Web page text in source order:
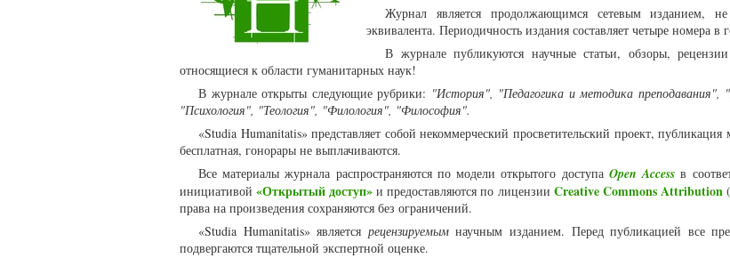
Журнал является продолжающимся сетевым изданием,
эквивалента. Периодичность издания составляет четыре номера в
В журнале публикуются научные статьи, обзоры,
относящиеся к области гуманитарных наук!
В журнале открыты следующие рубрики: "История", "Педагогика и методика преподавания",
"Психология", "Теология", "Филология", "Философия".
«Studia Humanitatis» представляет собой некоммерческий просветительский проект, публикация
бесплатная, гонорары не выплачиваются.
Все материалы журнала распространяются по модели открытого доступа Open Access в
инициативой«Открытый доступ» и предоставляются по лицензии Creative Commons Attribution
права на произведения сохраняются без ограничений.
«Studia Humanitatis» является рецензируемымнаучным изданием. Перед публикацией все
подвергаются тщательной экспертной оценке.